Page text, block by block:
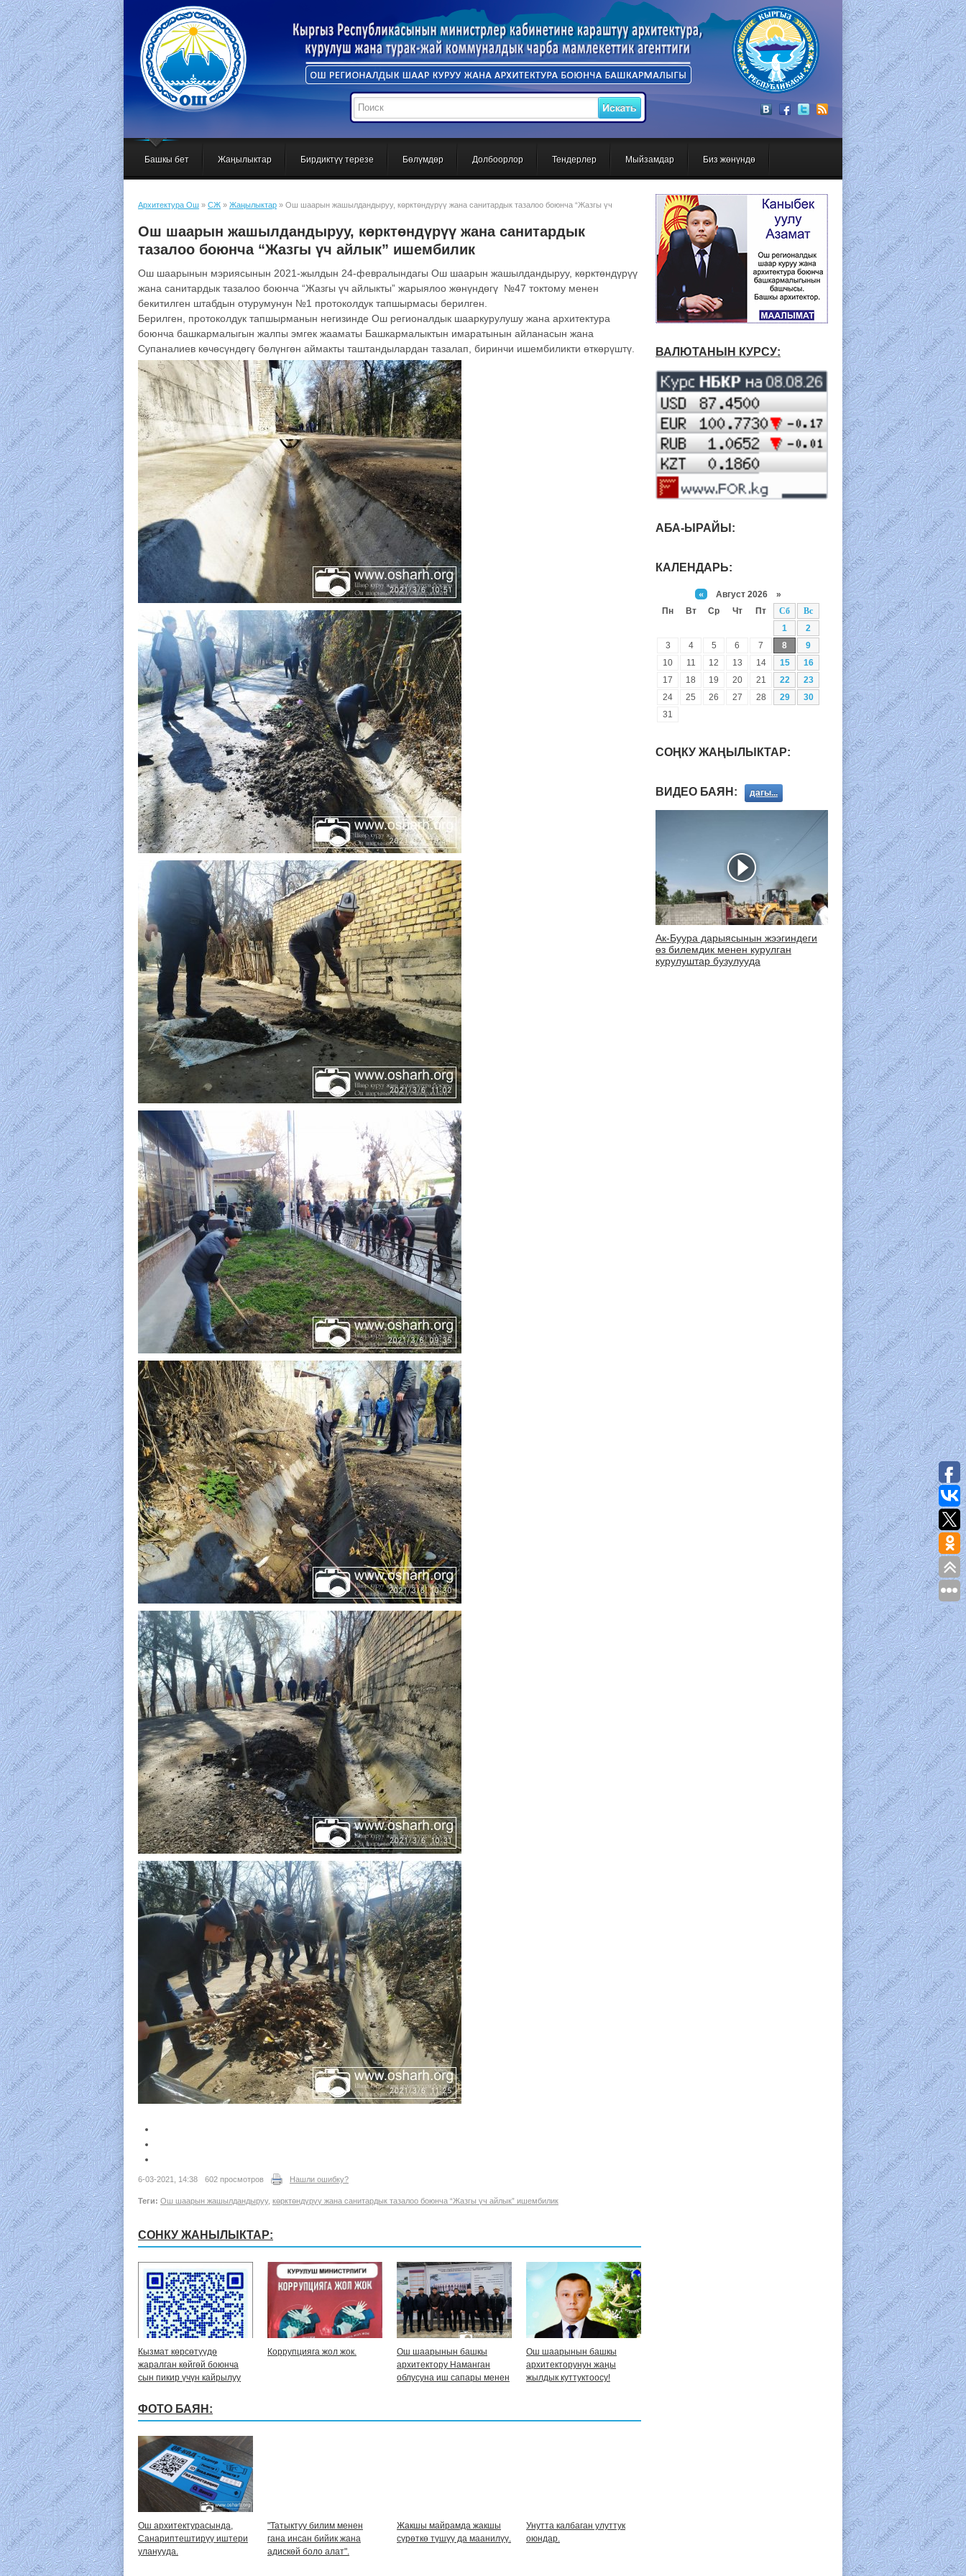
Вход Регистрация
Башкы бет Жаңылыктар Бирдиктүү терезе Бөлүмдөр Долбоорлор Тендерлер Мыйзамдар Биз жөнүндө
Архитектура Ош » СЖ » Жаңылыктар » Ош шаарын жашылдандыруу, көрктөндүрүү жана санитардык тазалоо боюнча “Жазгы үч
айлык” ишембилик
Ош шаарын жашылдандыруу, көрктөндүрүү жана санитардык
тазалоо боюнча “Жазгы үч айлык” ишембилик
Ош шаарынын мэриясынын 2021-жылдын 24-февралындагы Ош шаарын жашылдандыруу, көрктөндүрүү
жана санитардык тазалоо боюнча “Жазгы үч айлыкты” жарыялоо жөнүндөгү №47 токтому менен
бекитилген штабдын отурумунун №1 протоколдук тапшырмасы берилген.
Берилген, протоколдук тапшырманын негизинде Ош регионалдык шааркурулушу жана архитектура
боюнча башкармалыгын жалпы эмгек жааматы Башкармалыктын имаратынын айланасын жана
Супаналиев көчөсүндөгү бөлүнгөн аймакты таштандылардан тазалап, биринчи ишембиликти өткөрүштү.
6-03-2021, 14:38 602 просмотров Нашли ошибку?
Теги: Ош шаарын жашылдандыруу, көрктөндүрүү жана санитардык тазалоо боюнча “Жазгы үч айлык” ишембилик
СОНКУ ЖАНЫЛЫКТАР:
Кызмат көрсөтүүдө
жаралган көйгөй боюнча
сын пикир үчүн кайрылуу
Коррупцияга жол жок.
Ош шаарынын башкы
архитектору Наманган
облусуна иш сапары менен
Ош шаарынын башкы
архитекторунун жаңы
жылдык куттуктоосу!
ФОТО БАЯН:
Ош архитектурасында,
Санариптештирүү иштери
уланууда.
"Татыктуу билим менен
гана инсан бийик жана
адискөй боло алат".
Жакшы майрамда жакшы
сүрөткө түшүү да маанилүү.
Унутта калбаган улуттук
оюндар.
ВАЛЮТАНЫН КУРСУ:
АБА-ЫРАЙЫ:
КАЛЕНДАРЬ:
«
Август 2026 »
Пн
Вт Ср Чт Пт Сб
Вс
1
2
3
4 5 6 7 8
9
10
11 12 13 14 15
16
17
18 19 20 21 22
23
24
25 26 27 28 29
30
31
СОҢКУ ЖАҢЫЛЫКТАР:
ВИДЕО БАЯН: дагы...
Ак-Буура дарыясынын жээгиндеги
өз билемдик менен курулган
курулуштар бузулууда